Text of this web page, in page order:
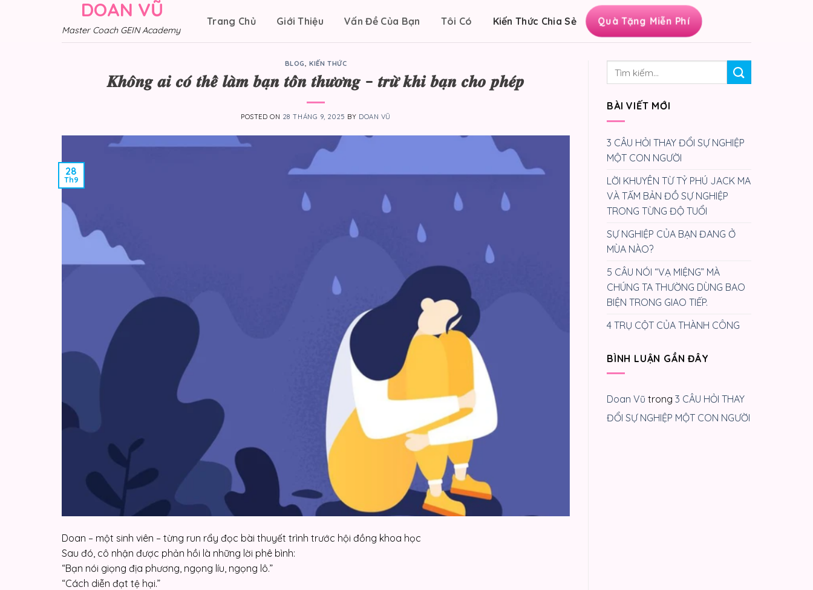
DOAN VŨ
Master Coach GEIN Academy
Trang Chủ Giới Thiệu Vấn Đề Của Bạn Tôi Có Kiến Thức Chia Sẻ Quà Tặng Miễn Phí
BLOG,KIẾN THỨC
𝑲𝒉𝒐̂𝒏𝒈 𝒂𝒊 𝒄𝒐́ 𝒕𝒉𝒆̂̉ 𝒍𝒂̀𝒎 𝒃𝒂̣𝒏 𝒕𝒐̂̉𝒏 𝒕𝒉𝒖̛𝒐̛𝒏𝒈 – 𝒕𝒓𝒖̛̀ 𝒌𝒉𝒊 𝒃𝒂̣𝒏 𝒄𝒉𝒐 𝒑𝒉𝒆́𝒑
POSTED ON 28 THÁNG 9, 2025 BY DOAN VŨ
28
Th9
Doan – một sinh viên – từng run rẩy đọc bài thuyết trình trước hội đồng khoa học
Sau đó, cô nhận được phản hồi là những lời phê bình:
“Bạn nói giọng địa phương, ngọng líu, ngọng lô.”
“Cách diễn đạt tệ hại.”
BÀI VIẾT MỚI
3 CÂU HỎI THAY ĐỔI SỰ NGHIỆP
MỘT CON NGƯỜI
LỜI KHUYÊN TỪ TỶ PHÚ JACK MA
VÀ TẤM BẢN ĐỒ SỰ NGHIỆP
TRONG TỪNG ĐỘ TUỔI
SỰ NGHIỆP CỦA BẠN ĐANG Ở
MÙA NÀO?
5 CÂU NÓI “VẠ MIỆNG” MÀ
CHÚNG TA THƯỜNG DÙNG BAO
BIỆN TRONG GIAO TIẾP.
4 TRỤ CỘT CỦA THÀNH CÔNG
BÌNH LUẬN GẦN ĐÂY
Doan Vũ trong 3 CÂU HỎI THAY
ĐỔI SỰ NGHIỆP MỘT CON NGƯỜI